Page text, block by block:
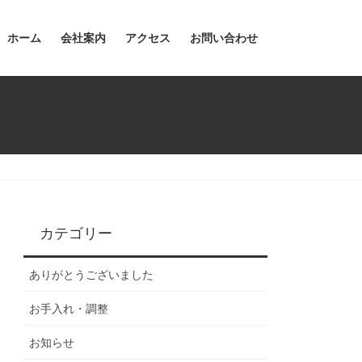
ホーム 会社案内 アクセス お問い合わせ
カテゴリー
ありがとうございました
お手入れ・調整
お知らせ